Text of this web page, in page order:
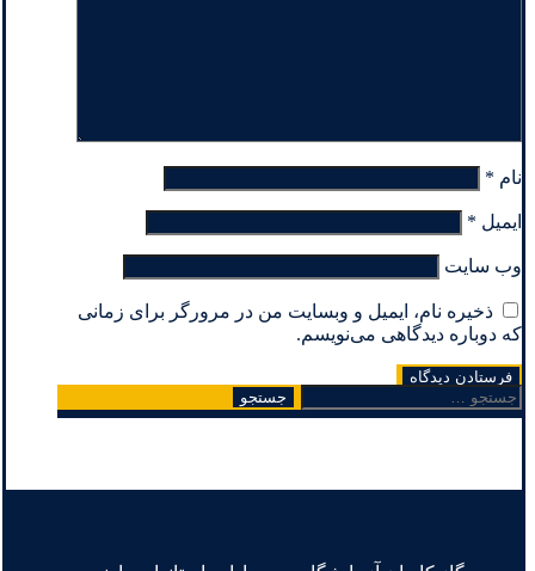
نام *
ایمیل *
وب‌ سایت
ذخیره نام، ایمیل و وبسایت من در مرورگر برای زمانی
که دوباره دیدگاهی می‌نویسم.
جستجو
برای: